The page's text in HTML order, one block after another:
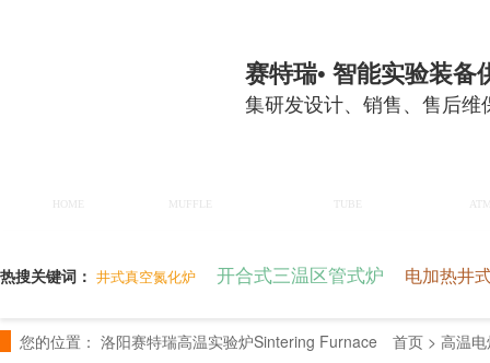
赛特瑞• 智能实验装备
集研发设计、销售、售后维
HOME MUFFLE TUBE
热搜关键词： 井式真空氮化炉 开合式三温区管式炉 电加热井
您的位置： 洛阳赛特瑞高温实验炉Sintering Furnace 首页 > 高温